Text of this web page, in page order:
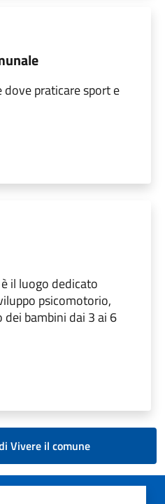
dove praticare sport e
il luogo dedicato
psicomotorio,
bambini dai 3 ai 6
Vivere il comune